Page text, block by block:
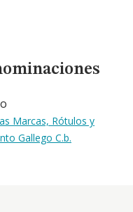
Comerciales
Marcas, Rótulos y
Gallego C.b.